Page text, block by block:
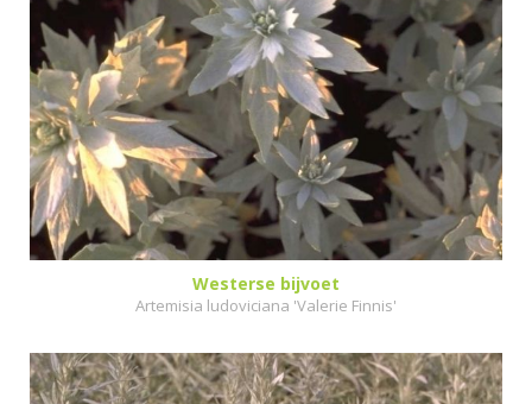
Westerse bijvoet
Artemisia ludoviciana 'Valerie Finnis'